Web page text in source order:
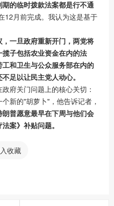
的临时拨款法案都是行不通
12月前完成。我认为这是基于
一旦政府重新开门，两党将
子包括农业资金在内的法
和卫生与公众服务部在内的
足以让民主党人动心。
府关门问题上的核心关切：
新的"胡萝卜"，他告诉记者，
普愿意最早在下周与他们会
案》补贴问题。
收藏